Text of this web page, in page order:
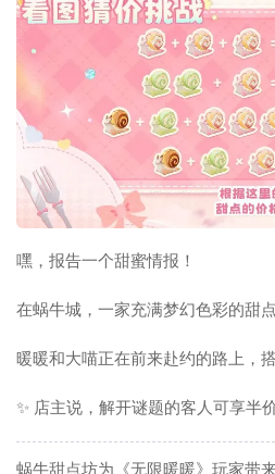
嘿，报告一个甜蜜情报！
在蜗牛城，一家充满梦幻色彩的
暖暖和大喵正在前来赴约的路上，
✨ 店主说，解开谜题的客人可享半
蜗牛甜点坊为《无限暖暖》玩家带